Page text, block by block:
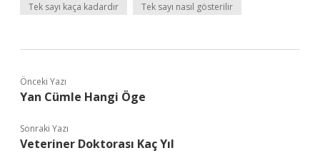
Tek sayı kaça kadardır Tek sayı nasıl gösterilir
Önceki Yazı
Yan Cümle Hangi Öge
Sonraki Yazı
Veteriner Doktorası Kaç Yıl